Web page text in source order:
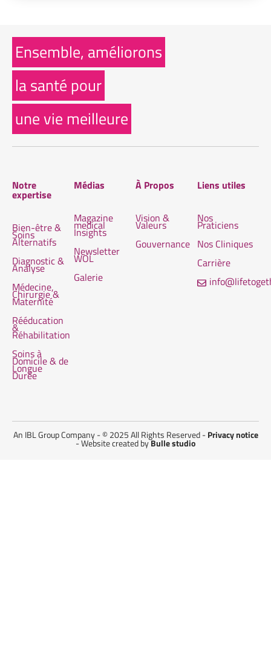
Ensemble, améliorons
la santé pour
une vie meilleure
Notre
expertise
Bien-être &
Soins
Alternatifs
Diagnostic &
Analyse
Médecine,
Chirurgie &
Maternité
Rééducation
&
Réhabilitation
Soins à
Domicile & de
Longue
Durée
Médias
Magazine
medical
Insights
Newsletter
WOL
Galerie
À Propos
Vision &
Valeurs
Gouvernance
Liens utiles
Nos
Praticiens
Nos Cliniques
Carrière
An IBL Group Company - © 2025 All Rights Reserved -Privacy notice
- Website created byBulle studio